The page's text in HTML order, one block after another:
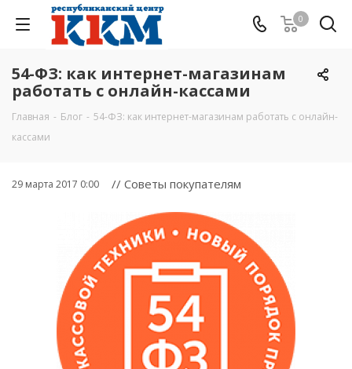
0
54-ФЗ: как интернет-магазинам
работать с онлайн-кассами
Главная - Блог - 54-ФЗ: как интернет-магазинам работать с онлайн-
кассами
29 марта 2017 0:00 // Советы покупателям